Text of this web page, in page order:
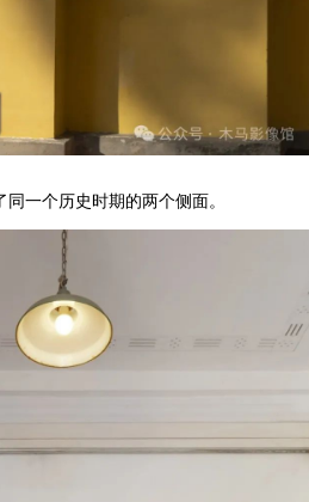
一个历史时期的两个侧面。